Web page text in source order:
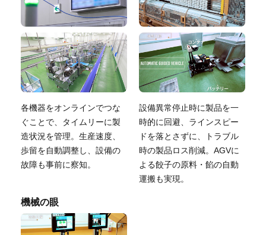
各機器をオンラインでつな
ぐことで、
タイムリーに製
造状況を管理。生産速度、
歩留を自動調整し、設備の
故障も事前に察知。
設備異常停止時に製品を一
時的に回避、ラインスピー
ドを落とさずに、トラブル
時の製品ロス削減。AGVに
よる餃子の原料・餡の自動
運搬も実現。
機械の眼